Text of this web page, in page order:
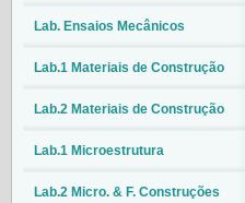
Lab. Ensaios Mecânicos
Lab.1 Materiais de Construção
Lab.2 Materiais de Construção
Lab.1 Microestrutura
Lab.2 Micro. & F. Construções